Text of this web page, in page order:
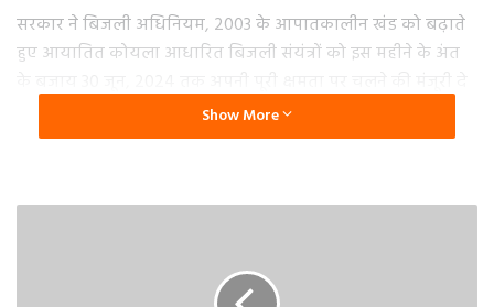
सरकार ने बिजली अधिनियम, 2003 के आपातकालीन खंड को बढ़ाते
हुए आयातित कोयला आधारित बिजली संयंत्रों को इस महीने के अंत
गीगावॉट (256,530 मेगावाट) की पीक बिजली की मांग की उम्मीद कर
Show More